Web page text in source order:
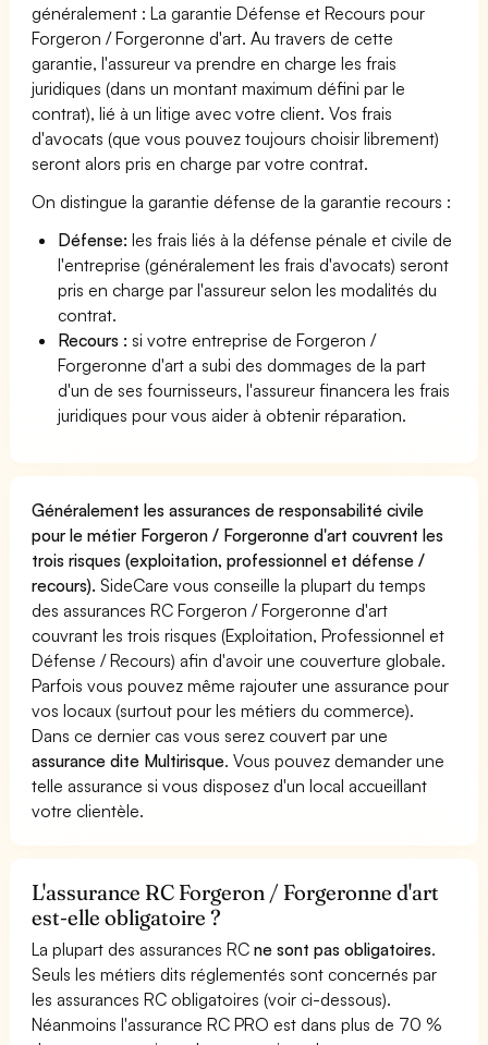
généralement : La garantie Défense et Recours pour
Forgeron / Forgeronne d'art. Au travers de cette
garantie, l'assureur va prendre en charge les frais
juridiques (dans un montant maximum défini par le
contrat), lié à un litige avec votre client. Vos frais
d'avocats (que vous pouvez toujours choisir librement)
seront alors pris en charge par votre contrat.
On distingue la garantie défense de la garantie recours :
Défense: les frais liés à la défense pénale et civile de
l'entreprise (généralement les frais d'avocats) seront
pris en charge par l'assureur selon les modalités du
contrat.
Recours : si votre entreprise de Forgeron /
Forgeronne d'art a subi des dommages de la part
d'un de ses fournisseurs, l'assureur financera les frais
juridiques pour vous aider à obtenir réparation.
Généralement les assurances de responsabilité civile
pour le métier Forgeron / Forgeronne d'art couvrent les
trois risques (exploitation, professionnel et défense /
recours). SideCare vous conseille la plupart du temps
des assurances RC Forgeron / Forgeronne d'art
couvrant les trois risques (Exploitation, Professionnel et
Défense / Recours) afin d'avoir une couverture globale.
Parfois vous pouvez même rajouter une assurance pour
vos locaux (surtout pour les métiers du commerce).
Dans ce dernier cas vous serez couvert par une
assurance dite Multirisque. Vous pouvez demander une
telle assurance si vous disposez d'un local accueillant
votre clientèle.
L'assurance RC Forgeron / Forgeronne d'art
est-elle obligatoire ?
La plupart des assurances RCne sont pas obligatoires.
Seuls les métiers dits réglementés sont concernés par
les assurances RC obligatoires (voir ci-dessous).
Néanmoins l'assurance RC PRO est dans plus de 70 %